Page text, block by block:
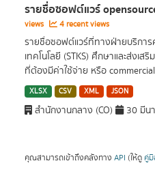
รายชื่อซอฟต์แวร์
views
4 recent views
รายชื่อซอฟต์แวร์ที่ทางฝ่ายบริกา
เทคโนโลยี (STKS) ศึกษาและส่งเ
ที่ต้องมีค่าใช้จ่าย หรือ
XLSX CSV XML JSON
สำนักงานกลาง (CO) 30 มีน
คุณสามารถเข้าถึงคลังทาง API (ให้ดู คู่